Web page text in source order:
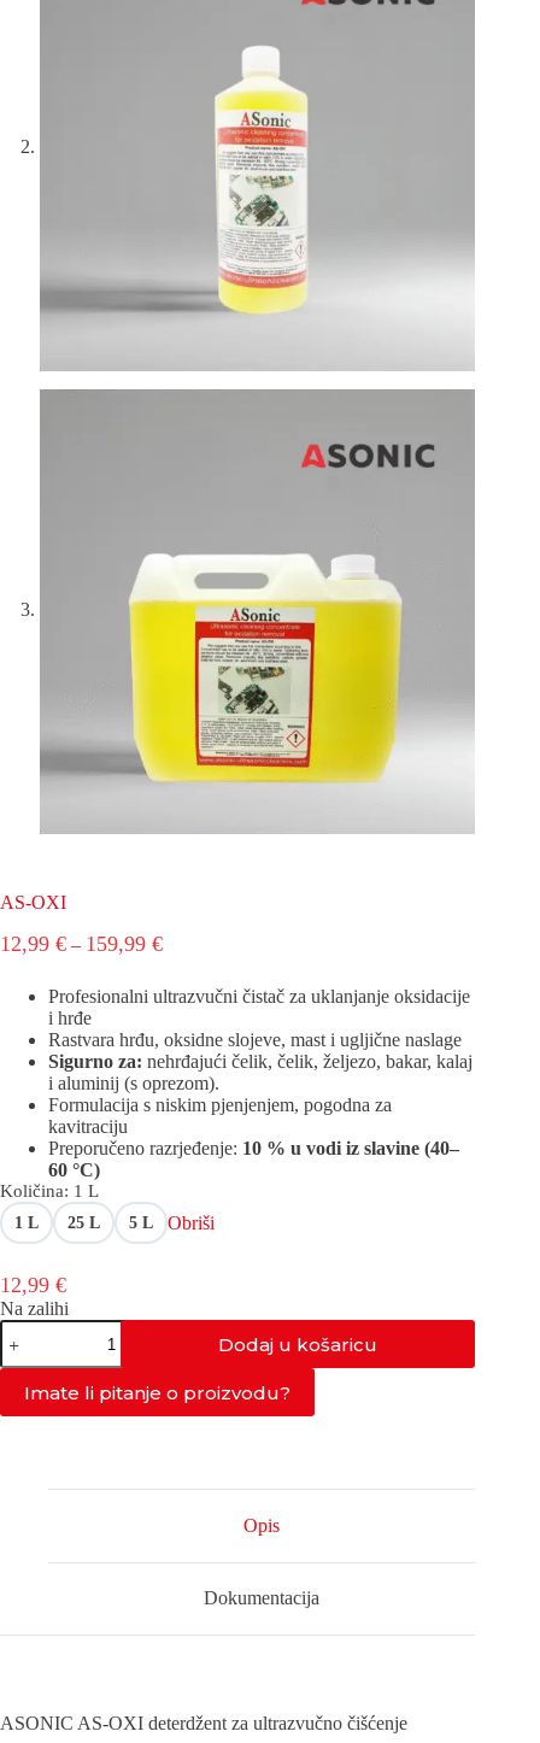
AS-OXI
12,99 € – 159,99 €Raspon
12,99 €
159,99 €
Profesionalni ultrazvučni čistač za uklanjanje oksidacije
i hrđe
Rastvara hrđu, oksidne slojeve, mast i ugljične naslage
Sigurno za: nehrđajući čelik, čelik, željezo, bakar, kalaj
i aluminij (s oprezom).
Formulacija s niskim pjenjenjem, pogodna za
kavitraciju
Preporučeno razrjeđenje: 10 % u vodi iz slavine (40–
60 °C)
Količina: 1 L
1 L 25 L 5 L Obriši
12,99 €
Na zalihi
AS-
OXI
količina
Dodaj u košaricu
Imate li pitanje o proizvodu?
Opis
Dokumentacija
ASONIC AS-OXI deterdžent za ultrazvučno čišćenje